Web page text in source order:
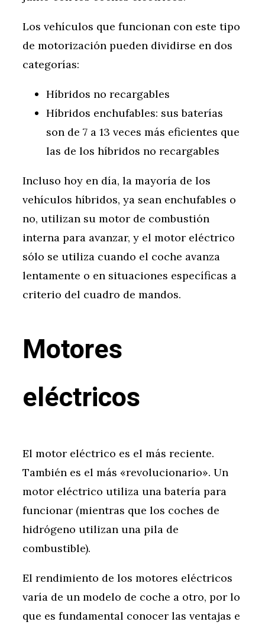
Los vehículos que funcionan con este tipo
de motorización pueden dividirse en dos
categorías:
Híbridos no recargables
Híbridos enchufables: sus baterías
son de 7 a 13 veces más eficientes que
las de los híbridos no recargables
Incluso hoy en día, la mayoría de los
vehículos híbridos, ya sean enchufables o
no, utilizan su motor de combustión
interna para avanzar, y el motor eléctrico
sólo se utiliza cuando el coche avanza
lentamente o en situaciones específicas a
criterio del cuadro de mandos.
Motores
eléctricos
El motor eléctrico es el más reciente.
También es el más «revolucionario». Un
motor eléctrico utiliza una batería para
funcionar (mientras que los coches de
hidrógeno utilizan una pila de
combustible).
El rendimiento de los motores eléctricos
varía de un modelo de coche a otro, por lo
que es fundamental conocer las ventajas e